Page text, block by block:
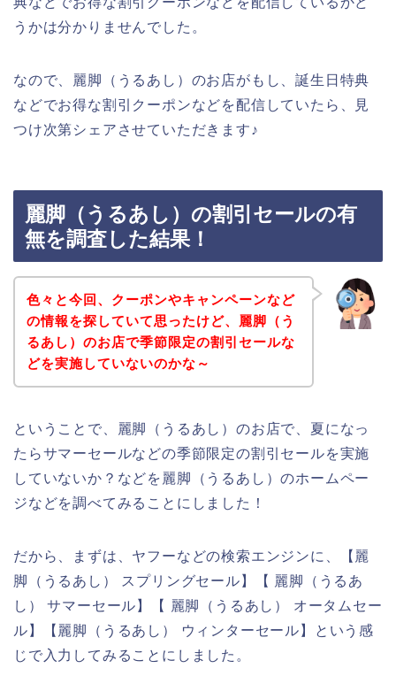
うかは分かりませんでした。
なので、麗脚（うるあし）のお店がもし、誕生日特典
などでお得な割引クーポンなどを配信していたら、見
つけ次第シェアさせていただきます♪
麗脚（うるあし）の割引セールの有
無を調査した結果！
色々と今回、クーポンやキャンペーンなど
の情報を探していて思ったけど、麗脚（う
るあし）のお店で季節限定の割引セールな
どを実施していないのかな～
ということで、麗脚（うるあし）のお店で、夏になっ
たらサマーセールなどの季節限定の割引セールを実施
していないか？などを麗脚（うるあし）のホームペー
ジなどを調べてみることにしました！
だから、まずは、ヤフーなどの検索エンジンに、【麗
脚（うるあし） スプリングセール】【 麗脚（うるあ
し） サマーセール】【 麗脚（うるあし） オータムセー
ル】【麗脚（うるあし） ウィンターセール】という感
じで入力してみることにしました。